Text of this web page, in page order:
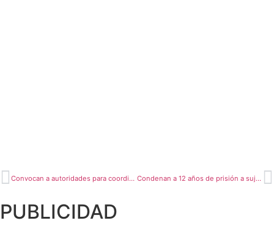
Convocan a autoridades para coordinar acciones Condenan a 12 años de prisión a sujeto
PUBLICIDAD